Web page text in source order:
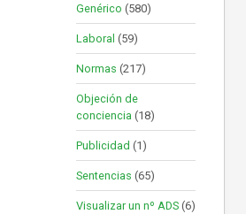
Genérico (580)
Laboral (59)
Normas (217)
Objeción de
conciencia (18)
Publicidad (1)
Sentencias (65)
Visualizar un nº ADS (6)